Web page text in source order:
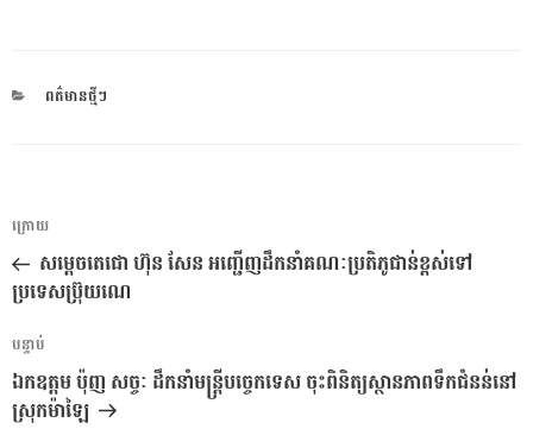
CATEGORIES
ពត៌មានថ្មីៗ
ការ​
នាំទិស​
ប្រកាស
អត្ថបទ
មុន
ក្រោយ
សម្តេចតេជោ ហ៊ុន សែន អញ្ជើញដឹកនាំគណៈប្រតិភូជាន់ខ្ពស់ទៅ
ប្រទេសប្រ៊ុយណេ
អត្ថបទ
បន្ទាប់
បន្ទាប់
ឯកឧត្តម ប៉ុញ សច្ចៈ ដឹកនាំមន្ត្រីបច្ចេកទេស ចុះពិនិត្យស្ថានភាពទឹកជំនន់នៅ
ស្រុកម៉ាឡៃ